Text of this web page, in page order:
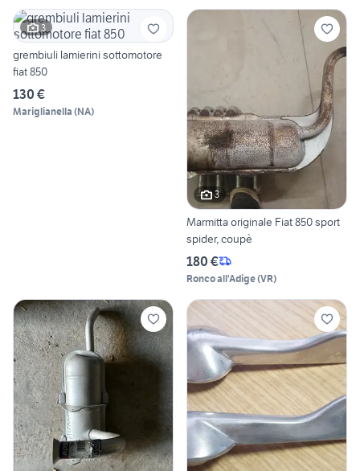
3
grembiuli lamierini sottomotore
fiat 850
130 €
Mariglianella (NA)
3
Marmitta originale Fiat 850 sport
spider, coupè
180 €
Ronco all'Adige(VR)